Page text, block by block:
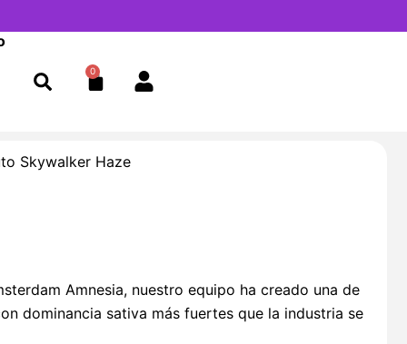
0
Cart
Skywalker Haze
Amnesia, nuestro equipo ha creado una de
dominancia sativa más fuertes que la industria se